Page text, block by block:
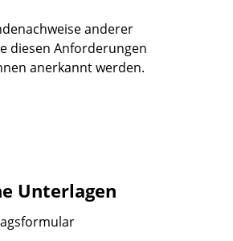
anderer
diesen Anforderungen
anerkannt werden.
Unterlagen